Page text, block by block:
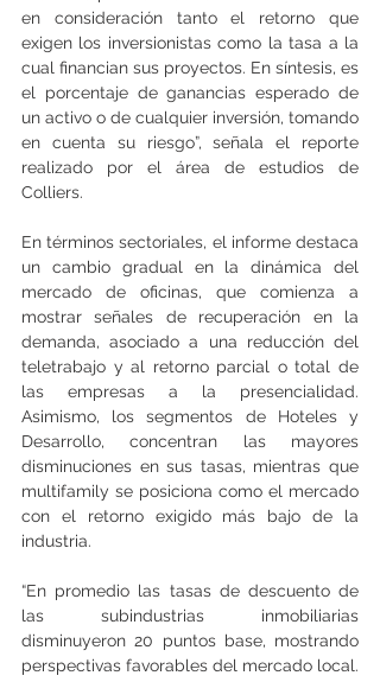
en consideración tanto el retorno que
exigen los inversionistas como la tasa a la
cual financian sus proyectos. En síntesis, es
el porcentaje de ganancias esperado de
un activo o de cualquier inversión, tomando
en cuenta su riesgo”, señala el reporte
realizado por el área de estudios de
Colliers.
En términos sectoriales, el informe destaca
un cambio gradual en la dinámica del
mercado de oficinas, que comienza a
mostrar señales de recuperación en la
demanda, asociado a una reducción del
teletrabajo y al retorno parcial o total de
las empresas a la presencialidad.
Asimismo, los segmentos de Hoteles y
Desarrollo, concentran las mayores
disminuciones en sus tasas, mientras que
multifamily se posiciona como el mercado
con el retorno exigido más bajo de la
industria.
“En promedio las tasas de descuento de
las subindustrias inmobiliarias
disminuyeron 20 puntos base, mostrando
perspectivas favorables del mercado local.